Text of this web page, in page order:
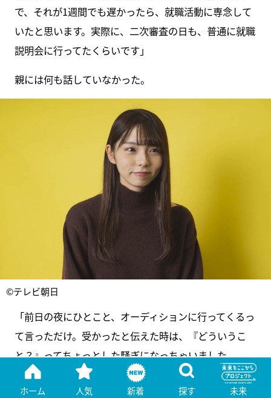
で、それが1週間でも遅かったら、就職活動に専念して
いたと思います。実際に、二次審査の日も、普通に就職
説明会に行ってたくらいです」
親には何も話していなかった。
©テレビ朝日
「前日の夜にひとこと、オーディションに行ってくるっ
て言っただけ。受かったと伝えた時は、『どういうこ
と？』ってちょっとした騒ぎになっちゃいました
（笑）」
ホーム 人気 新着 探す 未来